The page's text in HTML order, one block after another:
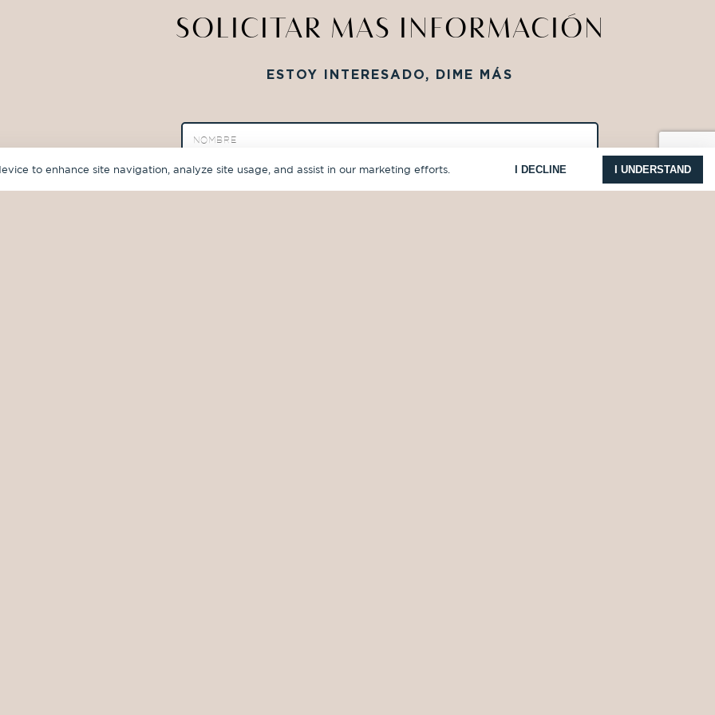
SOLICITAR MAS INFORMACIÓN
ESTOY INTERESADO, DIME MÁS
to enhance site navigation, analyze site usage, and assist in our marketing efforts. I DECLINE I UNDERSTAND